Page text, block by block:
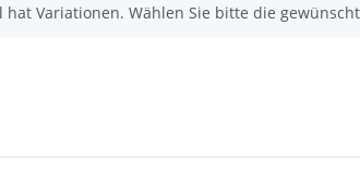
hat Variationen. Wählen Sie bitte die